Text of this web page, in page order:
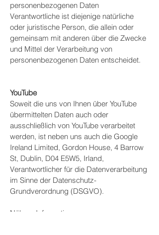
personenbezogenen Daten
Verantwortliche ist diejenige natürliche
oder juristische Person, die allein oder
gemeinsam mit anderen über die Zwecke
und Mittel der Verarbeitung von
personenbezogenen Daten entscheidet.
YouTube
Soweit die uns von Ihnen über YouTube
übermittelten Daten auch oder
ausschließlich von YouTube verarbeitet
werden, ist neben uns auch die Google
Ireland Limited, Gordon House, 4 Barrow
St, Dublin, D04 E5W5, Irland,
Verantwortlicher für die Datenverarbeitung
im Sinne der Datenschutz-
Grundverordnung (DSGVO).
Nähere Informationen zur